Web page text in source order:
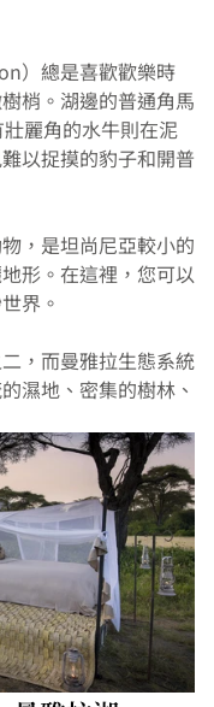
）總是喜歡歡樂時
梢。湖邊的普通角馬
麗角的水牛則在泥
以捉摸的豹子和開普
，是坦尚尼亞較小的
形。在這裡，您可以
界。
，而曼雅拉生態系統
濕地、密集的樹林、